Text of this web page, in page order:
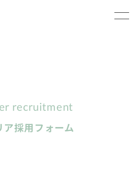
ア採用フォーム